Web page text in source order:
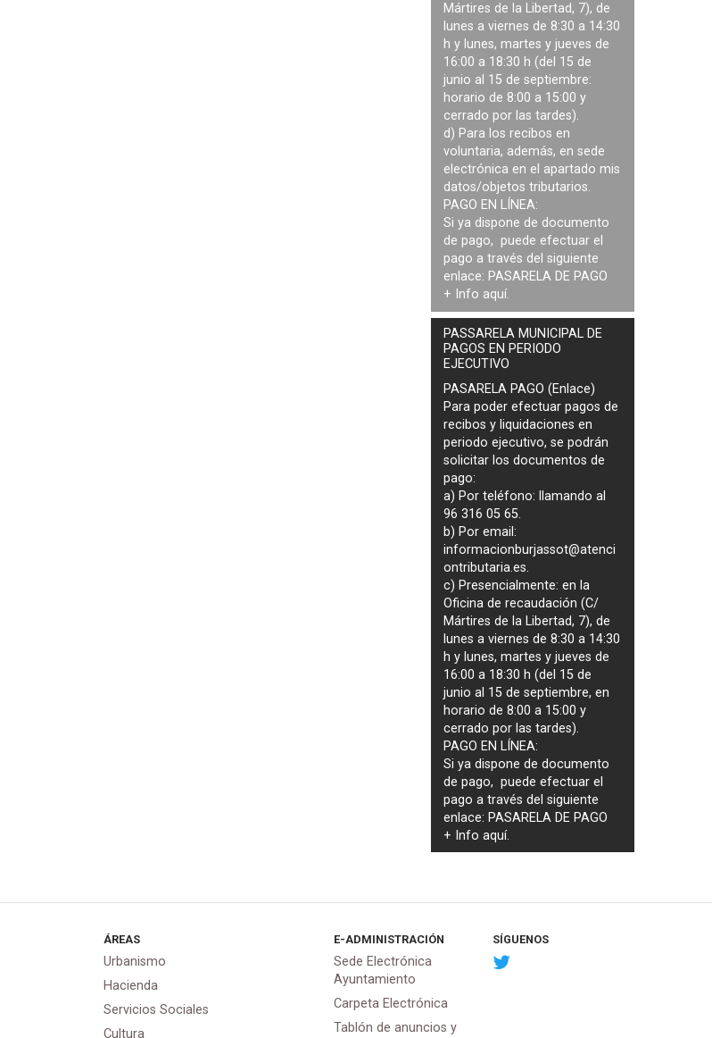
Mártires de la Libertad, 7), de
lunes a viernes de 8:30 a 14:30
h y lunes, martes y jueves de
16:00 a 18:30 h (del 15 de
junio al 15 de septiembre:
horario de 8:00 a 15:00 y
cerrado por las tardes).
d) Para los recibos en
voluntaria, además, en sede
electrónica en el apartado mis
datos/objetos tributarios.
PAGO EN LÍNEA:
Si ya dispone de documento
de pago, puede efectuar el
pago a través del siguiente
enlace: PASARELA DE PAGO
+ Info aquí.
PASSARELA MUNICIPAL DE
PAGOS EN PERIODO
EJECUTIVO
PASARELA PAGO (Enlace)
Para poder efectuar pagos de
recibos y liquidaciones en
periodo ejecutivo, se podrán
solicitar los documentos de
pago:
a) Por teléfono: llamando al
96 316 05 65.
b) Por email:
informacionburjassot@atenci
ontributaria.es.
c) Presencialmente: en la
Oficina de recaudación (C/
Mártires de la Libertad, 7), de
lunes a viernes de 8:30 a 14:30
h y lunes, martes y jueves de
16:00 a 18:30 h (del 15 de
junio al 15 de septiembre, en
horario de 8:00 a 15:00 y
cerrado por las tardes).
PAGO EN LÍNEA:
Si ya dispone de documento
de pago, puede efectuar el
pago a través del siguiente
enlace: PASARELA DE PAGO
+ Infoaquí.
ÁREAS
Urbanismo
Hacienda
Servicios Sociales
Cultura
E-ADMINISTRACIÓN
Sede Electrónica
Ayuntamiento
Carpeta Electrónica
Tablón de anuncios y
SÍGUENOS